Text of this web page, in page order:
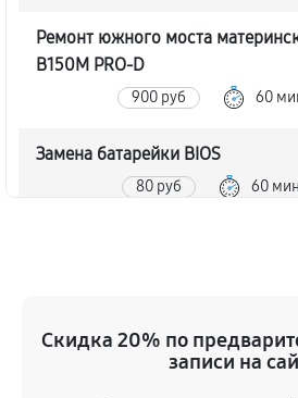
Ремонт южного моста
B150M PRO-D
900 руб 60
Замена батарейки BIOS
80 руб 60
Скидка 20% по
записи на